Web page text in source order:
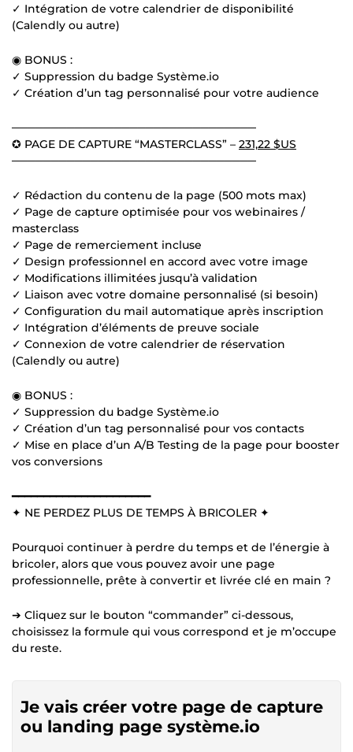
✓ Intégration de votre calendrier de disponibilité
(Calendly ou autre)
◉ BONUS :
✓ Suppression du badge Système.io
✓ Création d’un tag personnalisé pour votre audience
───────────────────────────────
✪ PAGE DE CAPTURE “MASTERCLASS” – 231,22 $US
───────────────────────────────
✓ Rédaction du contenu de la page (500 mots max)
✓ Page de capture optimisée pour vos webinaires /
masterclass
✓ Page de remerciement incluse
✓ Design professionnel en accord avec votre image
✓ Modifications illimitées jusqu’à validation
✓ Liaison avec votre domaine personnalisé (si besoin)
✓ Configuration du mail automatique après inscription
✓ Intégration d’éléments de preuve sociale
✓ Connexion de votre calendrier de réservation
(Calendly ou autre)
◉ BONUS :
✓ Suppression du badge Système.io
✓ Création d’un tag personnalisé pour vos contacts
✓ Mise en place d’un A/B Testing de la page pour booster
vos conversions
━━━━━━━━━━━━━━━━━━━━━━
✦ NE PERDEZ PLUS DE TEMPS À BRICOLER ✦
Pourquoi continuer à perdre du temps et de l’énergie à
bricoler, alors que vous pouvez avoir une page
professionnelle, prête à convertir et livrée clé en main ?
➔ Cliquez sur le bouton “commander” ci-dessous,
choisissez la formule qui vous correspond et je m’occupe
du reste.
Je vais créer votre page de capture
ou landing page système.io